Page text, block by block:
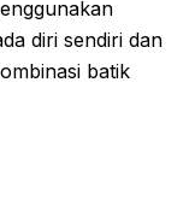
diri sendiri dan
batik